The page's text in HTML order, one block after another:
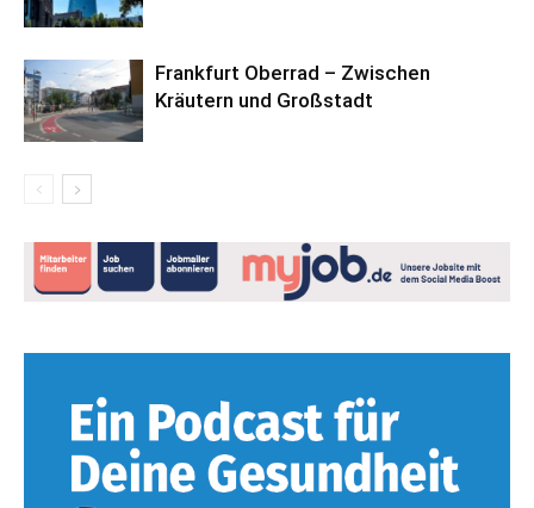
Frankfurt Oberrad – Zwischen
Kräutern und Großstadt